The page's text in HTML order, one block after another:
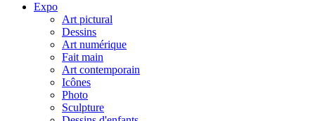
Expo
Art pictural
Dessins
Art numérique
Fait main
Art contemporain
Icônes
Photo
Sculpture